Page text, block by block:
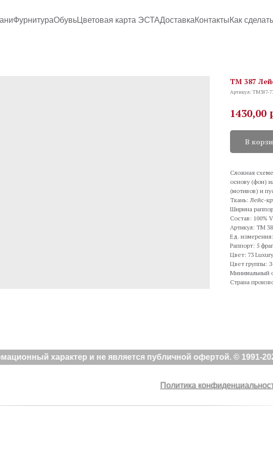
ФурнитураОбувьЦветовая карта ЭСТАДоставкаКонтактыКак
TM 387
Артикул:TM387-
1430,00
В
Сложная
основу (фон)
(мотивов) и
Ткань: Лейс-
Ширина
Состав: 100%
Артикул: TM
Ед.
Раппорт: 5
Цвет: 73 Luxury
Цвет группы:
Минимальный
Страна
характер и не является публичной офертой. © 1991-
Политика